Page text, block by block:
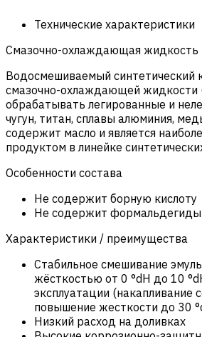
Технические характеристики
Смазочно-охлаждающая
Водосмешиваемый синтетический
смазочно-охлаждающей жидкости
обрабатывать легированные и
чугун, титан, сплавы алюминия,
содержит масло и является
продуктом в линейке
Особенности состава
Не содержит борную кислоту
Не содержит формальдегиды
Характеристики / преимущества
Стабильное смешивание
жёсткостью от 0 °dH до 10
эксплуатации (накапливание
повышение жесткости до 30
Низкий расход на доливках